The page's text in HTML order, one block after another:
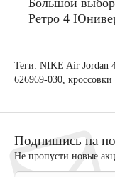
Ретро 4
Теги: NIKE Air Jordan
626969-030
Подпишись на
Не пропусти новые